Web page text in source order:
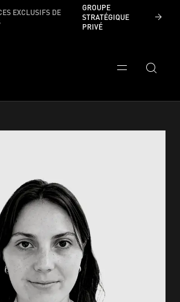
EXCLUSIFS DE
GROUPE
STRATÉGIQUE
PRIVÉ